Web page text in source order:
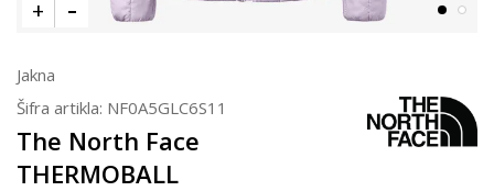
Jakna
Šifra artikla: NF0A5GLC6S11
The North Face
THERMOBALL